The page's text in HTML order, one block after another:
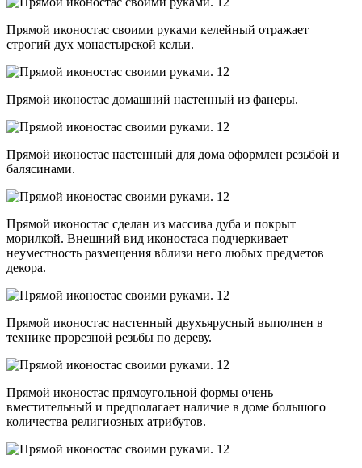
Прямой иконостас своими руками келейный отражает
строгий дух монастырской кельи.
Прямой иконостас домашний настенный из фанеры.
Прямой иконостас настенный для дома оформлен резьбой и
балясинами.
Прямой иконостас сделан из массива дуба и покрыт
морилкой. Внешний вид иконостаса подчеркивает
неуместность размещения вблизи него любых предметов
декора.
Прямой иконостас настенный двухъярусный выполнен в
технике прорезной резьбы по дереву.
Прямой иконостас прямоугольной формы очень
вместительный и предполагает наличие в доме большого
количества религиозных атрибутов.